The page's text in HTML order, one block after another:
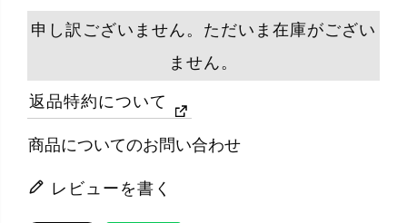
申し訳ございません。ただいま在庫がござい
ません。
返品特約について
商品についてのお問い合わせ
レビューを書く